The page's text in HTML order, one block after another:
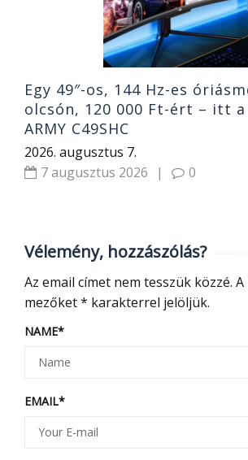
Egy 49″-os, 144 Hz-es
olcsón, 120 000 Ft-ért – itt a
ARMY C49SHC
2026. augusztus 7.
7 augusztus 2026
| 0
Vélemény, hozzászólás?
Az email címet nem tesszük közzé. A
mezőket* karakterrel jelöljük.
NAME*
EMAIL*